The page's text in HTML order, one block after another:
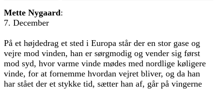
Mette Nygaard:
7. December
På et højdedrag et sted i Europa står der en stor gase og
vejre mod vinden, han er sørgmodig og vender sig først
mod syd, hvor varme vinde mødes med nordlige køligere
vinde, for at fornemme hvordan vejret bliver, og da han
har stået der et stykke tid, sætter han af, går på vingerne